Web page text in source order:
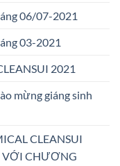
06/07-2021
03-2021
2021
mừng giáng sinh
CLEANSUI
VỚI CHƯƠNG